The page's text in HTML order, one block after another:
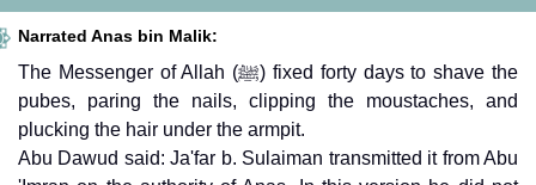
Narrated Anas bin Malik:
The Messenger of Allah (ﷺ) fixed forty days to shave the
pubes, paring the nails, clipping the moustaches, and
plucking the hair under the armpit.
Abu Dawud said: Ja'far b. Sulaiman transmitted it from Abu